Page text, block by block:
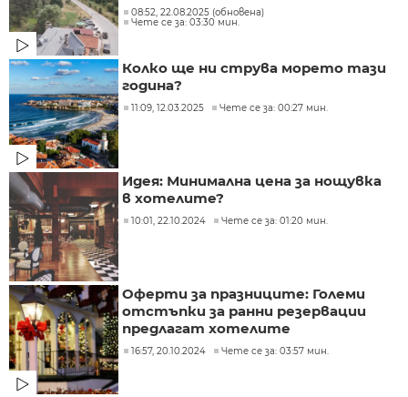
08:52, 22.08.2025 (обновена)
Чете се за: 03:30 мин.
Колко ще ни струва морето тази
година?
11:09, 12.03.2025 Чете се за: 00:27 мин.
Идея: Минимална цена за нощувка
в хотелите?
10:01, 22.10.2024 Чете се за: 01:20 мин.
Оферти за празниците: Големи
отстъпки за ранни резервации
предлагат хотелите
16:57, 20.10.2024 Чете се за: 03:57 мин.